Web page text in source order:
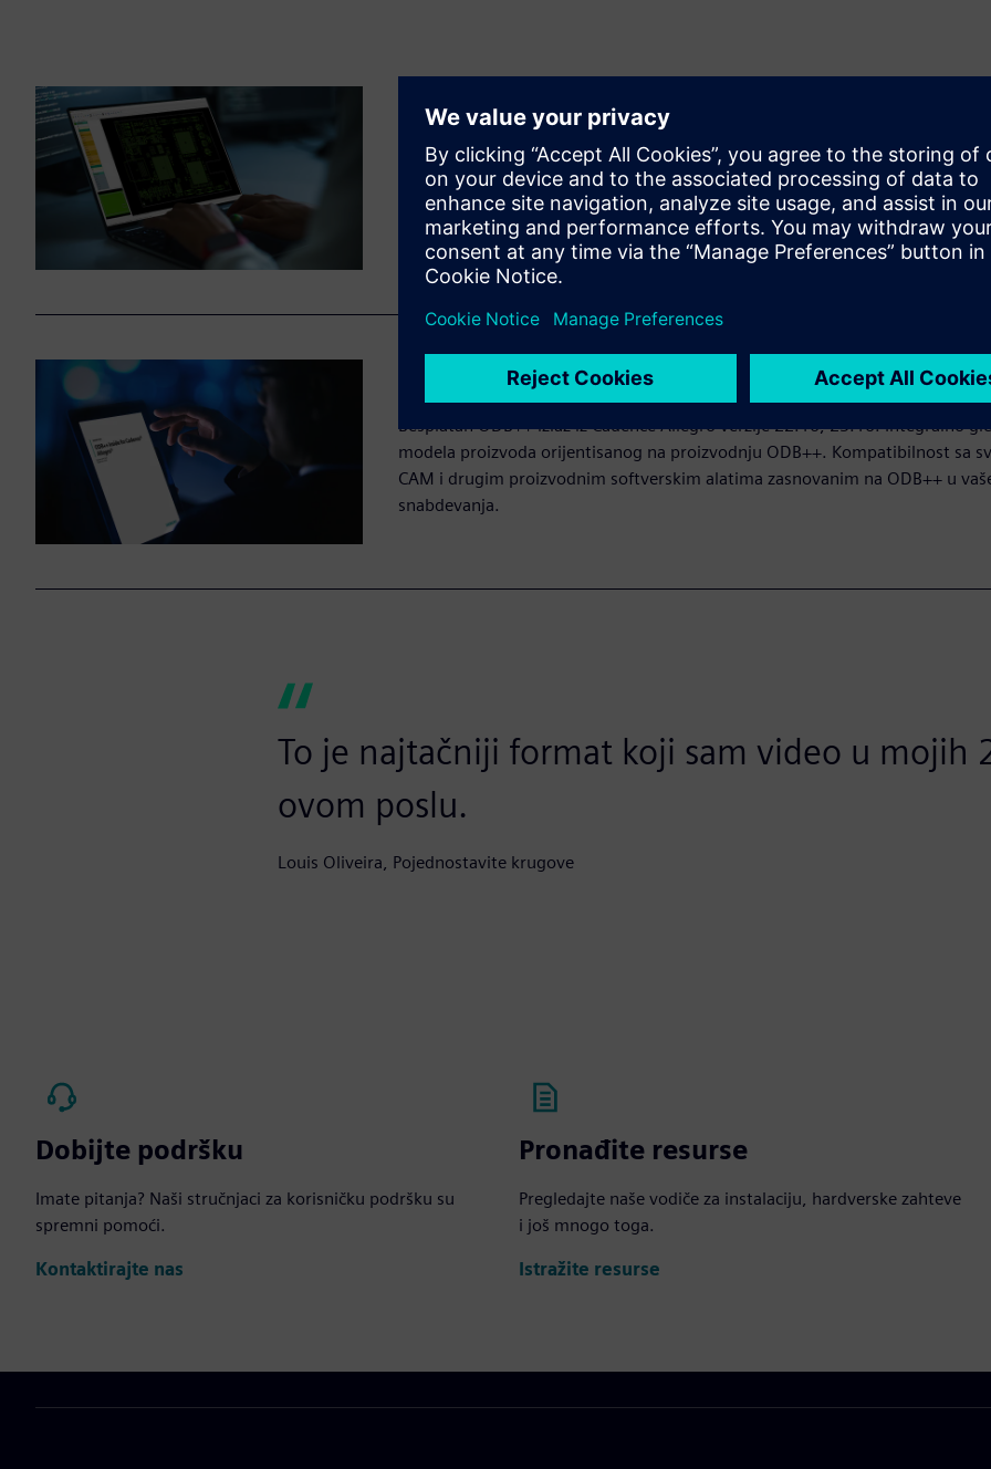
Gledač
ODB++ Viewer pruža besplatno rešenje za pregled ODB++ modela sa bilo
unutar proizvodnog toka. ODB++ Viewer se ažurira sa svakim novim
instalirati onoliko široko koliko želite u vašoj organizaciji.
Unutra za Cadence Allegro
Besplatan ODB++ izlaz iz Cadence Allegro verzije 22.10, 23.10. Integralno
modela proizvoda orijentisanog na proizvodnju ODB++. Kompatibilnost sa
CAM i drugim proizvodnim softverskim alatima zasnovanim na ODB++ u
snabdevanja.
To je najtačniji format koji sam video u mojih
ovom poslu.
Louis Oliveira, Pojednostavite krugove
Dobijte podršku
Imate pitanja? Naši stručnjaci za korisničku podršku su
spremni pomoći.
Kontaktirajte nas
Pronađite resurse
Pregledajte naše vodiče za instalaciju, hardverske zahteve
i još mnogo toga.
Istražite resurse